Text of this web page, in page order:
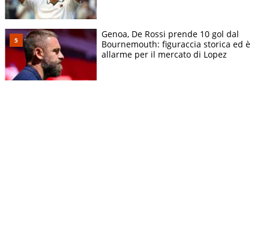
Genoa, De Rossi prende 10 gol dal
Bournemouth: figuraccia storica ed è
allarme per il mercato di Lopez